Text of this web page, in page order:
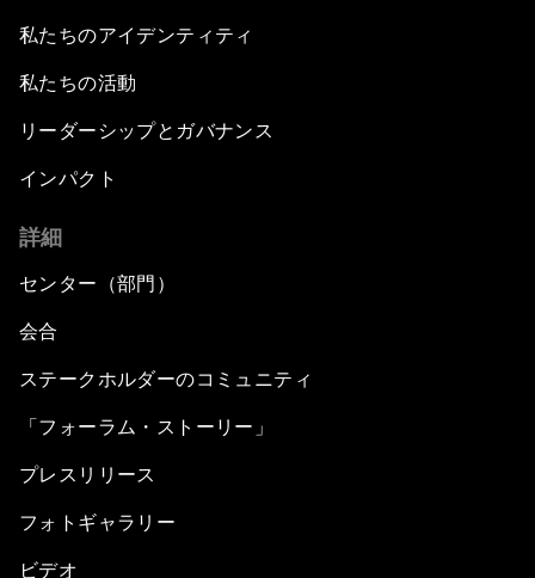
私たちのアイデンティティ
私たちの活動
リーダーシップとガバナンス
インパクト
詳細
センター（部門）
会合
ステークホルダーのコミュニティ
「フォーラム・ストーリー」
プレスリリース
フォトギャラリー
ビデオ